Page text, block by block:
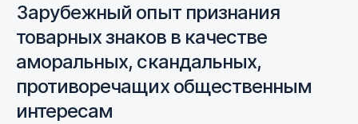
Зарубежный опыт признания
товарных знаков в качестве
аморальных, скандальных,
противоречащих общественным
интересам